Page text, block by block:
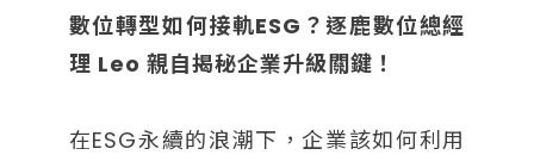
數位轉型如何接軌ESG？逐鹿數位總經
理 Leo 親自揭秘企業升級關鍵！
在ESG永續的浪潮下，企業該如何利用